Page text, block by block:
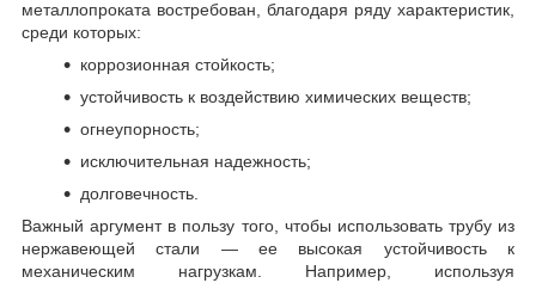
металлопроката востребован, благодаря ряду характеристик,
среди которых:
коррозионная стойкость;
устойчивость к воздействию химических веществ;
огнеупорность;
исключительная надежность;
долговечность.
Важный аргумент в пользу того, чтобы использовать трубу из
нержавеющей стали — ее высокая устойчивость к
механическим нагрузкам. Например, используя